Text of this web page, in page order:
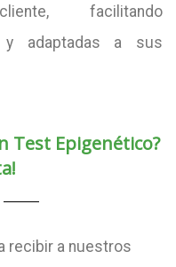
facilitando
y adaptadas a sus
Test Epigenético?
recibir a nuestros